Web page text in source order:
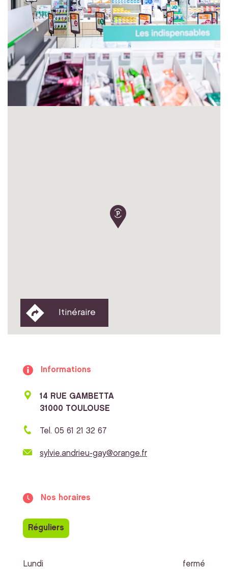
Itinéraire
Informations
14 RUE GAMBETTA
31000 TOULOUSE
Tel. 05 61 21 32 67
sylvie.andrieu-gay@orange.fr
Nos horaires
Réguliers
Lundi fermé